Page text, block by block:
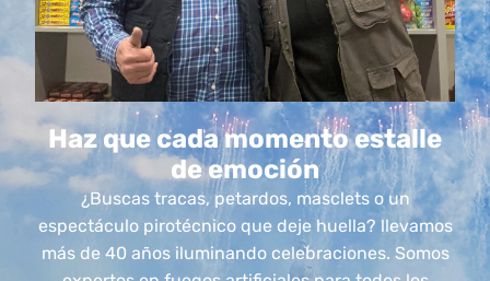
Haz que cada momento estalle
de emoción
¿Buscas tracas, petardos, masclets o un
espectáculo pirotécnico que deje huella? llevamos
más de 40 años iluminando celebraciones. Somos